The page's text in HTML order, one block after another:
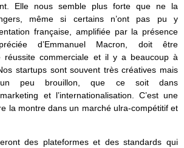
Elle nous semble plus forte que ne la
même si certains n’ont pas pu y
française, amplifiée par la présence
d’Emmanuel Macron, doit être
réussite commerciale et il y a beaucoup à
startups sont souvent très créatives mais
un peu brouillon, que ce soit dans
et l’internationalisation. C’est une
la montre dans un marché ulra-compétitif et
des plateformes et des standards qui